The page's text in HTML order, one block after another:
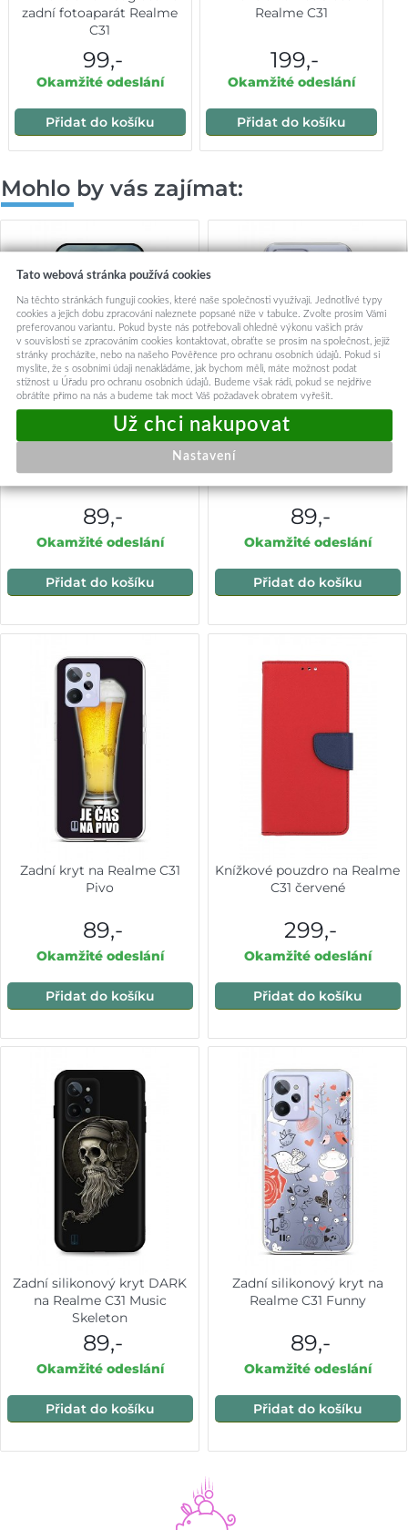
zadní fotoaparát Realme
C31
99,-
Okamžité odeslání
Přidat do košíku
Realme C31
199,-
Okamžité odeslání
Přidat do košíku
Mohlo by vás zajímat:
Zadní silikonový kryt DARK
na Realme C31 Present
89,-
Okamžité odeslání
Přidat do košíku
Zadní silikonový kryt na
Realme C31 Rainbow Gun
89,-
Okamžité odeslání
Přidat do košíku
Zadní kryt na Realme C31
Pivo
89,-
Okamžité odeslání
Přidat do košíku
Knížkové pouzdro na Realme
C31 červené
299,-
Okamžité odeslání
Přidat do košíku
Zadní silikonový kryt DARK
na Realme C31 Music
Skeleton
89,-
Okamžité odeslání
Přidat do košíku
Zadní silikonový kryt na
Realme C31 Funny
89,-
Okamžité odeslání
Přidat do košíku
Tato webová stránka používá cookies
Na těchto stránkách fungují cookies, které naše společnosti využívají. Jednotlivé typy
cookies a jejich dobu zpracování naleznete popsané níže v tabulce. Zvolte prosím Vámi
preferovanou variantu. Pokud byste nás potřebovali ohledně výkonu vašich práv
v souvislosti se zpracováním cookies kontaktovat, obraťte se prosím na společnost, jejíž
stránky procházíte, nebo na našeho Pověřence pro ochranu osobních údajů. Pokud si
myslíte, že s osobními údaji nenakládáme, jak bychom měli, máte možnost podat
stížnost u Úřadu pro ochranu osobních údajů. Budeme však rádi, pokud se nejdříve
obrátíte přímo na nás a budeme tak moct Váš požadavek obratem vyřešit.
Nastavení